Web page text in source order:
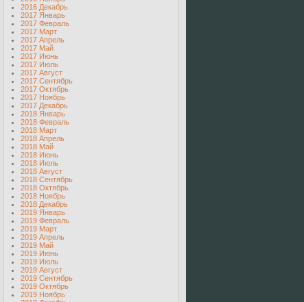
2016 Декабрь
2017 Январь
2017 Февраль
2017 Март
2017 Апрель
2017 Май
2017 Июнь
2017 Июль
2017 Август
2017 Сентябрь
2017 Октябрь
2017 Ноябрь
2017 Декабрь
2018 Январь
2018 Февраль
2018 Март
2018 Апрель
2018 Май
2018 Июнь
2018 Июль
2018 Август
2018 Сентябрь
2018 Октябрь
2018 Ноябрь
2018 Декабрь
2019 Январь
2019 Февраль
2019 Март
2019 Апрель
2019 Май
2019 Июнь
2019 Июль
2019 Август
2019 Сентябрь
2019 Октябрь
2019 Ноябрь